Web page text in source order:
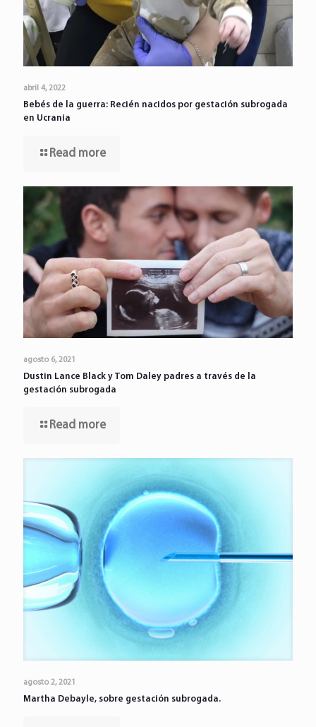
abril 4, 2022
Bebés de la guerra: Recién nacidos por gestación subrogada
en Ucrania
Read more
agosto 6, 2021
Dustin Lance Black y Tom Daley padres a través de la
gestación subrogada
Read more
agosto 2, 2021
Martha Debayle, sobre gestación subrogada.